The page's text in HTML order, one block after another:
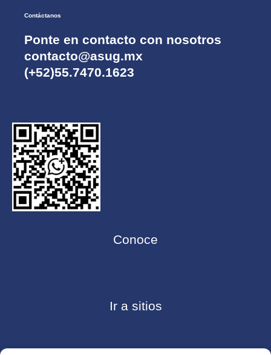
Contáctanos
Ponte en contacto con nosotros
contacto@asug.mx
(+52)55.7470.1623
Conoce
Ir a sitios